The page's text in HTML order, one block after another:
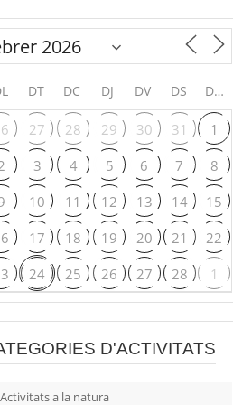
DT DC DJ DV DS DG
27 28 29 30 31
1
3 4 5 6 7
8
10 11 12 13 14
15
17 18 19 20 21
22
24 25 26 27 28 1
D'ACTIVITATS
Activitats a la natura